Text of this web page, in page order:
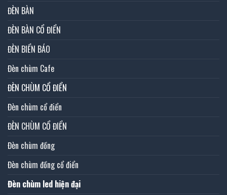
ĐÈN BÀN
ĐÈN BÀN CỔ ĐIỂN
ĐÈN BIỂN BÁO
Đèn chùm Cafe
ĐÈN CHÙM CỔ ĐIỂN
Đèn chùm cổ điển
ĐÈN CHÙM CỔ ĐIỂN
Đèn chùm đồng
Đèn chùm đồng cổ điển
Đèn chùm led hiện đại